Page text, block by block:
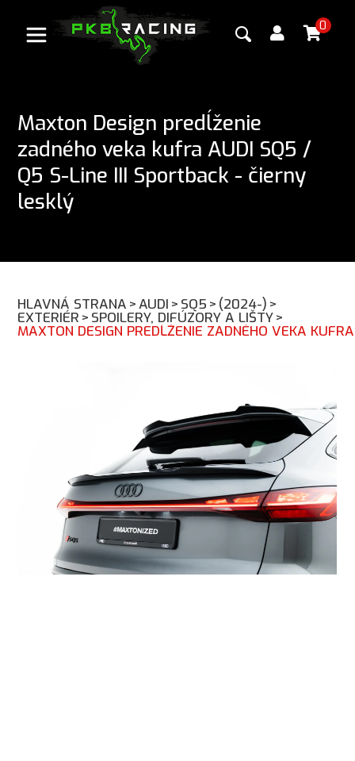
0
Maxton Design predĺženie
zadného veka kufra AUDI SQ5 /
Q5 S-Line III Sportback - čierny
lesklý
HLAVNÁ STRANA >AUDI > SQ5 > (2024-) >
EXTERIÉR > SPOILERY, DIFÚZORY A LIŠTY>